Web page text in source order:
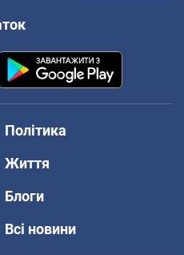
Політика
Життя
Блоги
Всі новини